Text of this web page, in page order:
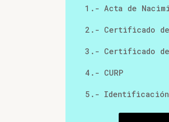
1.- Acta de
2.- Certificado
3.- Certificado
4.- CURP
5.-